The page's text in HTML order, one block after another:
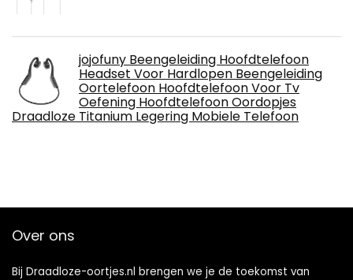
jojofuny Beengeleiding Hoofdtelefoon
Headset Voor Hardlopen Beengeleiding
Oortelefoon Hoofdtelefoon Voor Tv
Oefening Hoofdtelefoon Oordopjes
Draadloze Titanium Legering Mobiele Telefoon
Over ons
Bij Draadloze-oortjes.nl brengen we je de toekomst van